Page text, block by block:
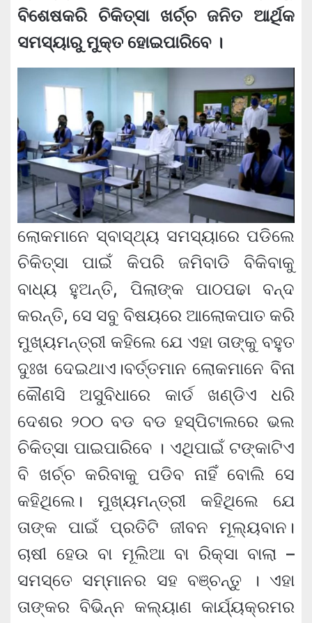
ବିଶେଷକରି ଚିକିତ୍ସା ଖର୍ଚ୍ଚ ଜନିତ ଆର୍ଥିକ
ସମସ୍ୟାରୁ ମୁକ୍ତ ହୋଇପାରିବେ ।
ଲୋକମାନେ ସ୍ବାସ୍ଥ୍ୟ ସମସ୍ୟାରେ ପଡିଲେ
ଚିକିତ୍ସା ପାଇଁ କିପରି ଜମିବାଡି ବିକିବାକୁ
ବାଧ୍ୟ ହୁଅନ୍ତି, ପିଲାଙ୍କ ପାଠପଢା ବନ୍ଦ
କରନ୍ତି, ସେ ସବୁ ବିଷୟରେ ଆଲୋକପାତ କରି
ମୁଖ୍ୟମନ୍ତ୍ରୀ କହିଲେ ଯେ ଏହା ତାଙ୍କୁ ବହୁତ
ଦୁଃଖ ଦେଇଥାଏ।ବର୍ତ୍ତମାନ ଲୋକମାନେ ବିନା
କୌଣସି ଅସୁବିଧାରେ କାର୍ଡ ଖଣ୍ଡିଏ ଧରି
ଦେଶର ୨୦୦ ବଡ ବଡ ହସ୍‌ପିଟାଲରେ ଭଲ
ଚିକିତ୍ସା ପାଇପାରିବେ । ଏଥିପାଇଁ ଟଙ୍କାଟିଏ
ବି ଖର୍ଚ୍ଚ କରିବାକୁ ପଡିବ ନାହିଁ ବୋଲି ସେ
କହିଥିଲେ। ମୁଖ୍ୟମନ୍ତ୍ରୀ କହିଥିଲେ ଯେ
ତାଙ୍କ ପାଇଁ ପ୍ରତିଟି ଜୀବନ ମୂଲ୍ୟବାନ।
ଚାଷୀ ହେଉ ବା ମୂଲିଆ ବା ରିକ୍‌ସା ବାଲା –
ସମସ୍ତେ ସମ୍ମାନର ସହ ବଞ୍ଚନ୍ତୁ । ଏହା
ତାଙ୍କର ବିଭିନ୍ନ କଲ୍ୟାଣ କାର୍ଯ୍ୟକ୍ରମର